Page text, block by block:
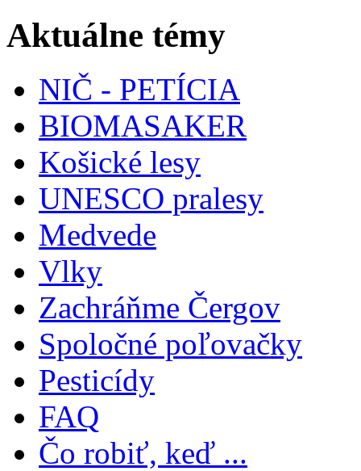
Aktuálne témy
NIČ - PETÍCIA
BIOMASAKER
Košické lesy
UNESCO pralesy
Medvede
Vlky
Zachráňme Čergov
Spoločné poľovačky
Pesticídy
FAQ
Čo robiť, keď ...